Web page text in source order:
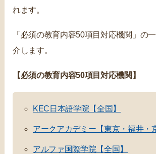
れます。
「必須の教育内容50項目対応機関」の
介します。
【必須の教育内容50項目対応機関】
KEC日本語学院【全国】
アークアカデミー【東京・福井・
アルファ国際学院【全国】